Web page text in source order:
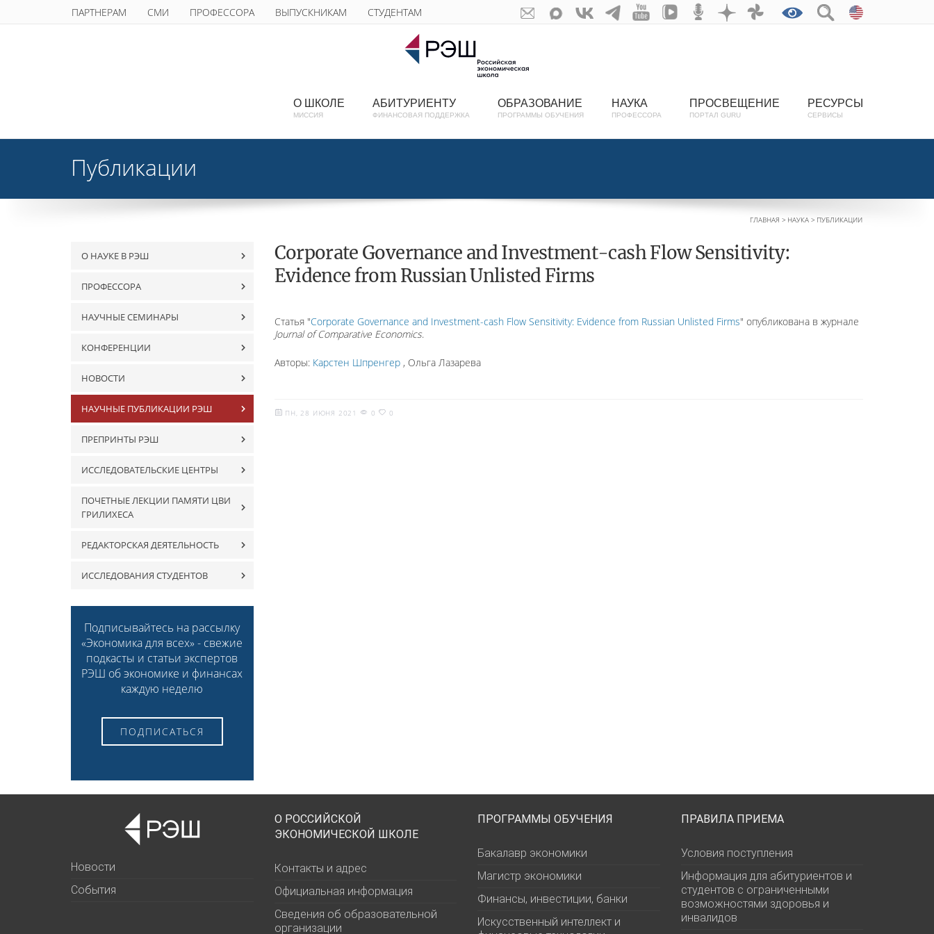
ПАРТНЕРАМ СМИ ПРОФЕССОРА ВЫПУСКНИКАМ СТУДЕНТАМ
О ШКОЛЕ
МИССИЯ
АБИТУРИЕНТУ
ФИНАНСОВАЯ ПОДДЕРЖКА
ОБРАЗОВАНИЕ
ПРОГРАММЫ ОБУЧЕНИЯ
НАУКА
ПРОФЕССОРА
ПРОСВЕЩЕНИЕ
ПОРТАЛ GURU
РЕСУРСЫ
СЕРВИСЫ
Публикации
ГЛАВНАЯ НАУКА ПУБЛИКАЦИИ
Corporate Governance and Investment-cash Flow Sensitivity:
Evidence from Russian Unlisted Firms
Статья "Corporate Governance and Investment-cash Flow Sensitivity: Evidence from Russian Unlisted Firms" опубликована в журнале
Journal of Comparative Economics.
Авторы: Карстен Шпренгер, Ольга Лазарева
ПН, 28 ИЮНЯ 2021 0 0
О НАУКЕ В РЭШ
ПРОФЕССОРА
НАУЧНЫЕ СЕМИНАРЫ
КОНФЕРЕНЦИИ
НОВОСТИ
НАУЧНЫЕ ПУБЛИКАЦИИ РЭШ
ПРЕПРИНТЫ РЭШ
ИССЛЕДОВАТЕЛЬСКИЕ ЦЕНТРЫ
ПОЧЕТНЫЕ ЛЕКЦИИ ПАМЯТИ ЦВИ
ГРИЛИХЕСА
РЕДАКТОРСКАЯ ДЕЯТЕЛЬНОСТЬ
ИССЛЕДОВАНИЯ СТУДЕНТОВ
Подписывайтесь на рассылку
«Экономика для всех» - свежие
подкасты и статьи экспертов
РЭШ об экономике и финансах
каждую неделю
ПОДПИСАТЬСЯ
Новости
События
О РОССИЙСКОЙ
ЭКОНОМИЧЕСКОЙ ШКОЛЕ
Контакты и адрес
Официальная информация
Сведения об образовательной
организации
ПРОГРАММЫ ОБУЧЕНИЯ
Бакалавр экономики
Магистр экономики
Финансы, инвестиции, банки
Искусственный интеллект и
ПРАВИЛА ПРИЕМА
Условия поступления
Информация для абитуриентов и
студентов с ограниченными
возможностями здоровья и
инвалидов